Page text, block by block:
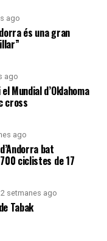
ago
és una gran
ago
Mundial d’Oklahoma
cross
ago
bat
ciclistes de 17
2 setmanes ago
Tabak